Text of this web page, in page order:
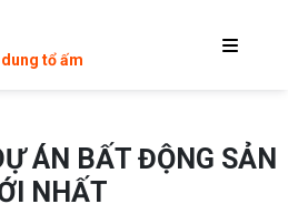
dung tổ ấm
ÁN BẤT ĐỘNG SẢN
NHẤT